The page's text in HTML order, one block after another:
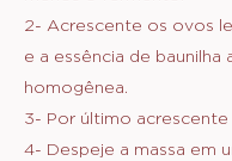
2- Acrescente os ovos
e a essência de
homogênea.
3- Por último
4- Despeje a massa em